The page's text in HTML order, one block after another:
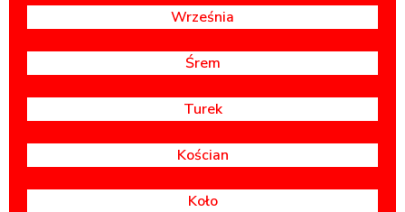
Września
Śrem
Turek
Kościan
Koło